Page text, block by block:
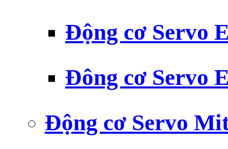
Động cơ Servo
Đông cơ Servo
Động cơ Servo